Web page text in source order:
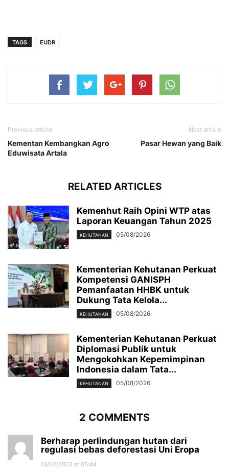
TAGS EUDR
Previous article
Kementan Kembangkan Agro
Eduwisata Artala
Next article
Pasar Hewan yang Baik
RELATED ARTICLES
Kemenhut Raih Opini WTP atas
Laporan Keuangan Tahun 2025
KEHUTANAN 05/08/2026
Kementerian Kehutanan Perkuat
Kompetensi GANISPH
Pemanfaatan HHBK untuk
Dukung Tata Kelola...
KEHUTANAN 05/08/2026
Kementerian Kehutanan Perkuat
Diplomasi Publik untuk
Mengokohkan Kepemimpinan
Indonesia dalam Tata...
KEHUTANAN 05/08/2026
2 COMMENTS
Berharap perlindungan hutan dari
regulasi bebas deforestasi Uni Eropa
13/02/2023 at 05:44